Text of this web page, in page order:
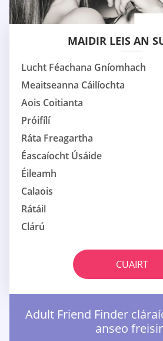
MAIDIR LEIS AN
Lucht Féachana Gníomhach
Meaitseanna Cáilíochta
Aois Coitianta
Próifílí
Ráta Freagartha
Éascaíocht Úsáide
Éileamh
Calaois
Rátáil
Clárú
CUAIRT
Adult Friend Finder
anseo